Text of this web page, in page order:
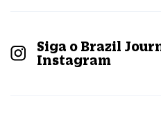
Siga o Brazil
Instagram